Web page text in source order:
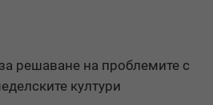
решаване на проблемите с
култури